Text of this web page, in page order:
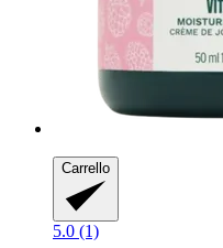
Carrello
5.0 (1)